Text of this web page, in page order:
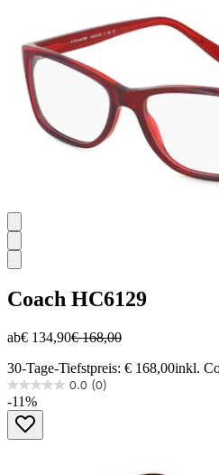
Coach HC6129
ab€ 134,90€ 168,00
30-Tage-Tiefstpreis: € 168,00inkl.
0.0 (0)
0.0
von
Sternen.
-11%